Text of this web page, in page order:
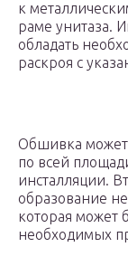
к
раме унитаза.
обладать
раскроя с
Обшивка может
по всей
инсталляции.
образование
которая может
необходимых